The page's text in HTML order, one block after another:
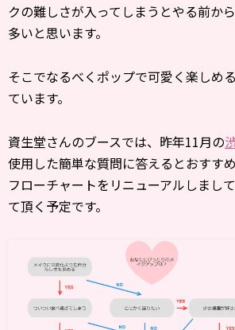
クの難しさが入ってしまうとやる前か
多いと思います。
そこでなるべくポップで可愛く楽しめ
ています。
資生堂さんのブースでは、昨年11月の
使用した簡単な質問に答えるとおすす
フローチャートをリニューアルしまし
て頂く予定です。